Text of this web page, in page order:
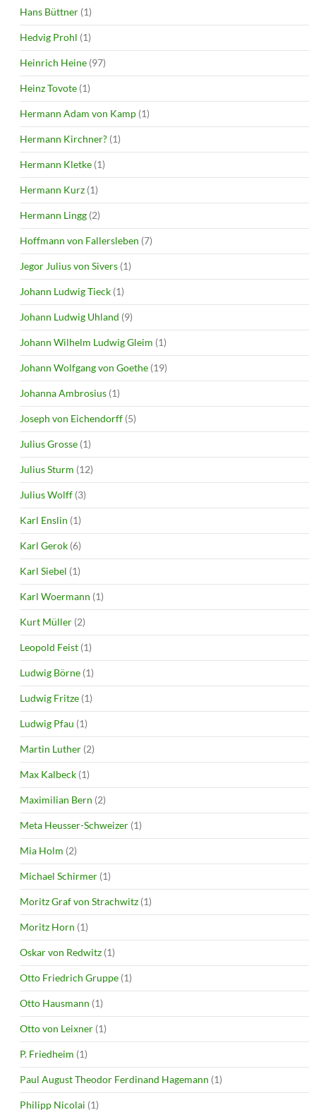
Hans Büttner (1)
Hedvig Prohl (1)
Heinrich Heine (97)
Heinz Tovote (1)
Hermann Adam von Kamp (1)
Hermann Kirchner? (1)
Hermann Kletke (1)
Hermann Kurz (1)
Hermann Lingg (2)
Hoffmann von Fallersleben (7)
Jegor Julius von Sivers (1)
Johann Ludwig Tieck (1)
Johann Ludwig Uhland (9)
Johann Wilhelm Ludwig Gleim (1)
Johann Wolfgang von Goethe (19)
Johanna Ambrosius (1)
Joseph von Eichendorff (5)
Julius Grosse (1)
Julius Sturm (12)
Julius Wolff (3)
Karl Enslin (1)
Karl Gerok (6)
Karl Siebel (1)
Karl Woermann (1)
Kurt Müller (2)
Leopold Feist (1)
Ludwig Börne (1)
Ludwig Fritze (1)
Ludwig Pfau (1)
Martin Luther (2)
Max Kalbeck (1)
Maximilian Bern (2)
Meta Heusser-Schweizer (1)
Mia Holm (2)
Michael Schirmer (1)
Moritz Graf von Strachwitz (1)
Moritz Horn (1)
Oskar von Redwitz (1)
Otto Friedrich Gruppe (1)
Otto Hausmann (1)
Otto von Leixner (1)
P. Friedheim (1)
Paul August Theodor Ferdinand Hagemann (1)
Philipp Nicolai (1)